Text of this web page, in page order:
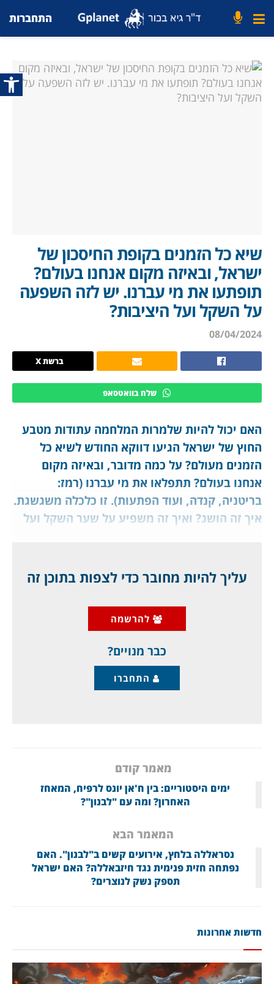
פתח
התחברות
שיא כל הזמנים בקופת החיסכון של
ישראל, ובאיזה מקום אנחנו בעולם?
תופתעו את מי עברנו. יש לזה השפעה
על השקל ועל היציבות?
08/04/2024
ברשת X
שלח בוואטסאפ
האם יכול להיות שלמרות המלחמה עתודות מטבע
החוץ של ישראל הגיעו דווקא החודש לשיא כל
הזמנים מעולם? על כמה מדובר, ובאיזה מקום
אנחנו בעולם? תתפלאו את מי עברנו (רמז:
בריטניה, קנדה, ועוד הפתעות). זו כלכלה משגשגת.
איך זה הושג? ואיך זה משפיע על שער השקל ועל
האחרים סתם חיים בחושך.
בחודש מרץ 2024 הגיעו עתודות מטבע החוץ של
ישראל לשיא כל הזמנים מעולם, וזה שמור במרתפי
עליך להיות מחובר כדי לצפות בתוכן זה
להרשמה
כבר מנויים?
התחברו
מאמר קודם
ימים היסטוריים: בין ח'אן יונס לרפיח, המאחז
האחרון? ומה עם "לבנון"?
המאמר הבא
נסראללה בלחץ, אירועים קשים ב"לבנון". האם
נפתחה חזית פנימית נגד חיזבאללה? האם ישראל
תספק נשק לנוצרים?
חדשות אחרונות